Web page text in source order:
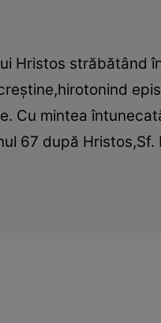
Hristos străbătând
Cu mintea
67 după